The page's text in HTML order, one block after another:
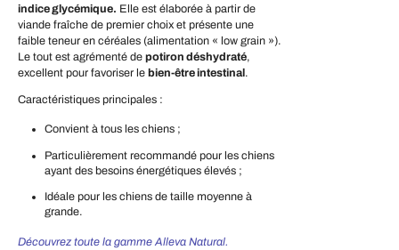
indice glycémique. Elle est élaborée à partir de
viande fraîche de premier choix et présente une
faible teneur en céréales (alimentation « low grain »).
Le tout est agrémenté de potiron déshydraté,
excellent pour favoriser le bien-être intestinal.
Caractéristiques principales :
Convient à tous les chiens ;
Particulièrement recommandé pour les chiens
ayant des besoins énergétiques élevés ;
Idéale pour les chiens de taille moyenne à
grande.
Découvrez toute la gamme Alleva Natural.